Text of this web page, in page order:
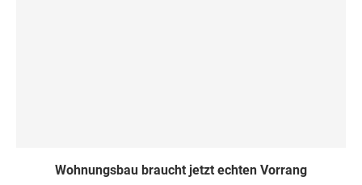
Wohnungsbau braucht jetzt echten Vorrang